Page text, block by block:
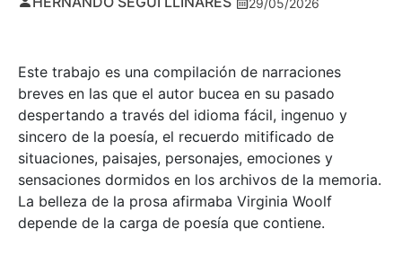
Este trabajo es una compilación de narraciones
breves en las que el autor bucea en su pasado
despertando a través del idioma fácil, ingenuo y
sincero de la poesía, el recuerdo mitificado de
situaciones, paisajes, personajes, emociones y
sensaciones dormidos en los archivos de la memoria.
La belleza de la prosa afirmaba Virginia Woolf
depende de la carga de poesía que contiene.